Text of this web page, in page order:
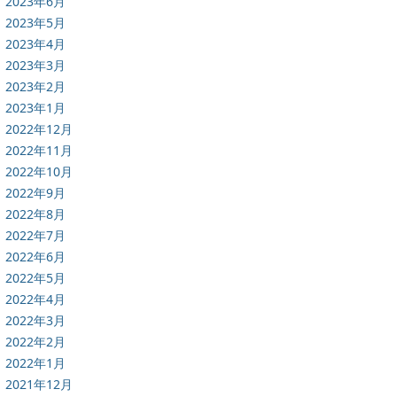
2023年5月
2023年4月
2023年3月
2023年2月
2023年1月
2022年12月
2022年11月
2022年10月
2022年9月
2022年8月
2022年7月
2022年6月
2022年5月
2022年4月
2022年3月
2022年2月
2022年1月
2021年12月